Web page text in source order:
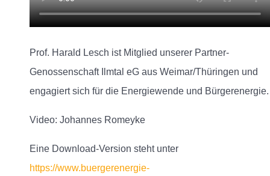
Prof. Harald Lesch ist Mitglied unserer Partner-
Genossenschaft Ilmtal eG aus Weimar/Thüringen und
engagiert sich für die Energiewende und Bürgerenergie.
Video: Johannes Romeyke
Eine Download-Version steht unter
https://www.buergerenergie-